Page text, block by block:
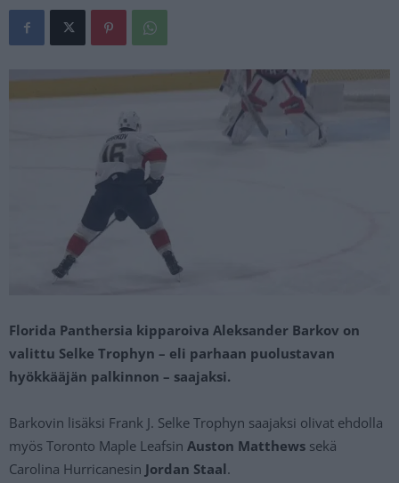
Florida Panthersia kipparoiva Aleksander Barkov on
valittu Selke Trophyn – eli parhaan puolustavan
hyökkääjän palkinnon – saajaksi.
Barkovin lisäksi Frank J. Selke Trophyn saajaksi olivat ehdolla
myös Toronto Maple Leafsin Auston Matthews sekä
Carolina Hurricanesin Jordan Staal.